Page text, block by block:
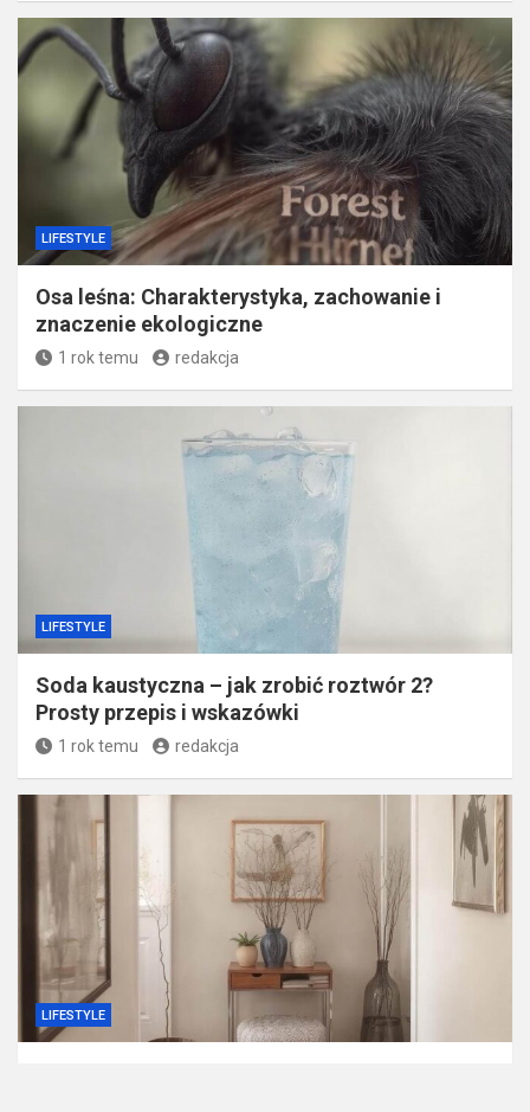
LIFESTYLE
Osa leśna: Charakterystyka, zachowanie i
znaczenie ekologiczne
1 rok temu redakcja
LIFESTYLE
Soda kaustyczna – jak zrobić roztwór 2?
Prosty przepis i wskazówki
1 rok temu redakcja
LIFESTYLE